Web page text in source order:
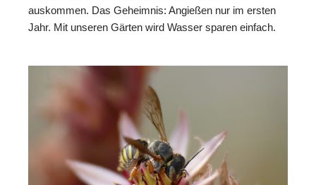
auskommen. Das Geheimnis: Angießen nur im ersten
Jahr. Mit unseren Gärten wird Wasser sparen einfach.